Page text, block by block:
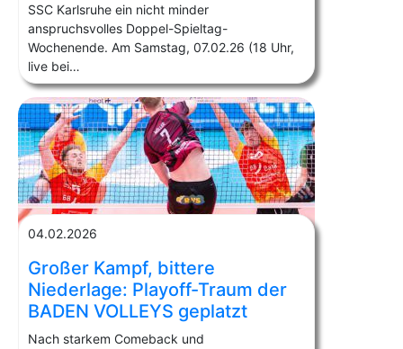
SSC Karlsruhe ein nicht minder
anspruchsvolles Doppel-Spieltag-
Wochenende. Am Samstag, 07.02.26 (18 Uhr,
live bei…
04.02.2026
Großer Kampf, bittere
Niederlage: Playoff-Traum der
BADEN VOLLEYS geplatzt
Nach starkem Comeback und